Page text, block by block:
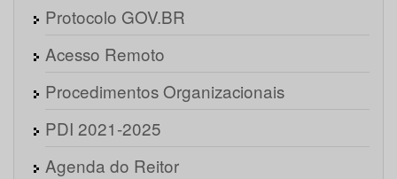
Protocolo GOV.BR
Acesso Remoto
Procedimentos Organizacionais
PDI 2021-2025
Agenda do Reitor